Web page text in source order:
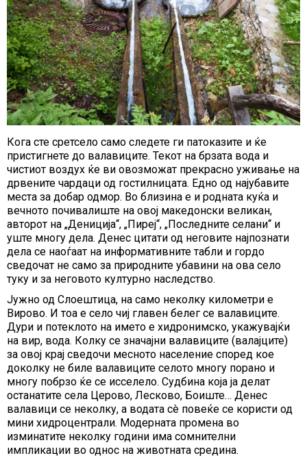
Кога сте сретсело само следете ги патоказите и ќе
пристигнете до валавиците. Текот на брзата вода и
чистиот воздух ќе ви овозможат прекрасно уживање на
дрвените чардаци од гостилницата. Едно од најубавите
места за добар одмор. Во близина е и родната куќа и
вечното почивалиште на овој македонски великан,
авторот на „Дениција“, „Пиреј“, „Последните селани“ и
уште многу дела. Денес цитати од неговите најпознати
дела се наоѓаат на информативните табли и гордо
сведочат не само за природните убавини на ова село
туку и за неговото културно наследство.
Јужно од Слоештица, на само неколку километри е
Вирово. И тоа е село чиј главен белег се валавиците.
Дури и потеклото на името е хидронимско, укажувајќи
на вир, вода. Колку се значајни валавиците (валајците)
за овој крај сведочи месното население според кое
доколку не биле валавиците селото многу порано и
многу побрзо ќе се исселело. Судбина која ја делат
останатите села Церово, Лесково, Боиште… Денес
валавици се неколку, а водата сè повеќе се користи од
мини хидроцентрали. Модерната промена во
изминатите неколку години има сомнителни
импликации во однос на животната средина.